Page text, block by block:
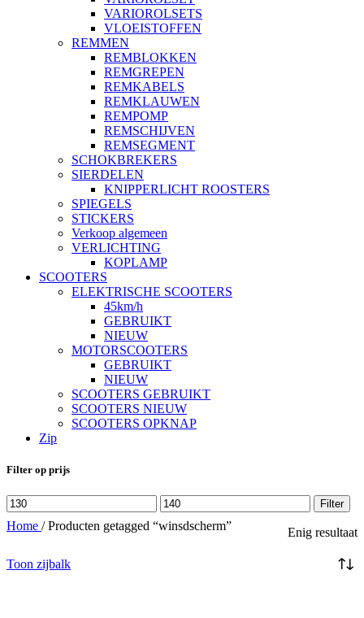
VARIOROLSETS
VLOEISTOFFEN
REMMEN
REMBLOKKEN
REMGREPEN
REMKABELS
REMKLAUWEN
REMPOMP
REMSCHIJVEN
REMSEGMENT
SCHOKBREKERS
SIERDELEN
KNIPPERLICHT ROOSTERS
SPIEGELS
STICKERS
Verkoop algemeen
VERLICHTING
KOPLAMP
SCOOTERS
ELEKTRISCHE SCOOTERS
45km/h
GEBRUIKT
NIEUW
MOTORSCOOTERS
GEBRUIKT
NIEUW
SCOOTERS GEBRUIKT
SCOOTERS NIEUW
SCOOTERS OPKNAP
Zip
Filter op prijs
Min.
prijs
Max.
prijs
Filter
Home / Producten getagged “winsdscherm” Enig resultaat
Toon zijbalk